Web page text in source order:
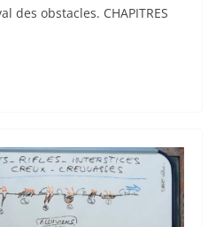
des obstacles. CHAPITRES